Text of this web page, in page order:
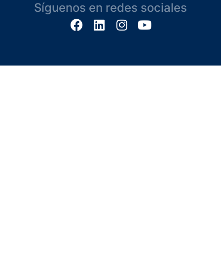
Síguenos en redes sociales